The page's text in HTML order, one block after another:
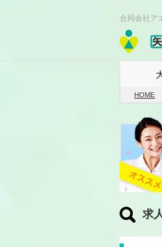
合同会社ア
HOME
求